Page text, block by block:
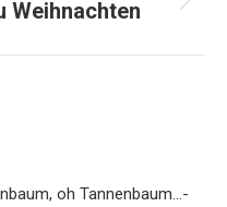
Weihnachten
oh Tannenbaum…-